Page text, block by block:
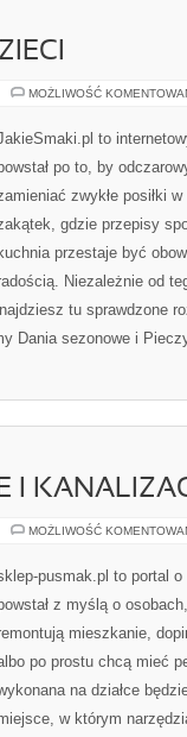
MOŻLIWOŚĆ
to
po to, by
zwykłe posiłki
gdzie przepisy
kuchnia przestaje być
Niezależnie od
tu sprawdzone
Dania sezonowe i
I
MOŻLIWOŚĆ
pusmak.pl to portal
z myślą o
mieszkanie,
po prostu chcą mieć
na działce
w którym